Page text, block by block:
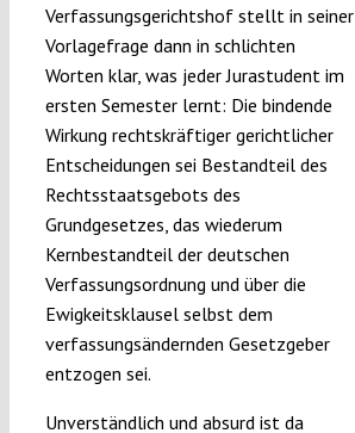
Verfassungsgerichtshof stellt in seiner
Vorlagefrage dann in schlichten
Worten klar, was jeder Jurastudent im
ersten Semester lernt: Die bindende
Wirkung rechtskräftiger gerichtlicher
Entscheidungen sei Bestandteil des
Rechtsstaatsgebots des
Grundgesetzes, das wiederum
Kernbestandteil der deutschen
Verfassungsordnung und über die
Ewigkeitsklausel selbst dem
verfassungsändernden Gesetzgeber
entzogen sei.
Unverständlich und absurd ist da